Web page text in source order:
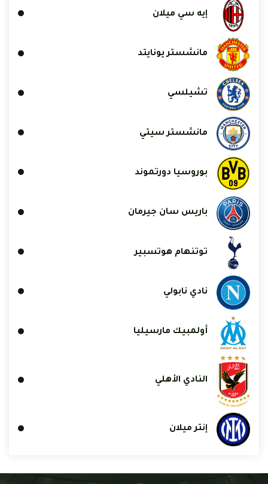
إيه سي ميلان
مانشستر يونايتد
تشيلسي
مانشستر سيتي
بوروسيا دورتموند
باريس سان جيرمان
توتنهام هوتسبير
نادي نابولي
أولمبيك مارسيليا
النادي الأهلي
إنتر ميلان